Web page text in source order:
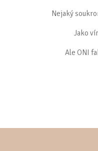
Nejaký
Jako
Ale ONI